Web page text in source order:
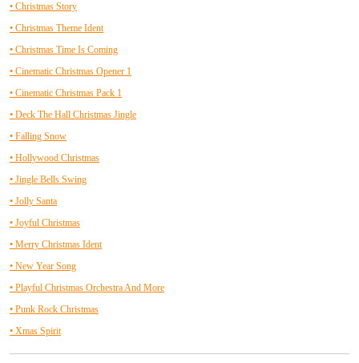
• Christmas Story
• Christmas Theme Ident
• Christmas Time Is Coming
• Cinematic Christmas Opener 1
• Cinematic Christmas Pack 1
• Deck The Hall Christmas Jingle
• Falling Snow
• Hollywood Christmas
• Jingle Bells Swing
• Jolly Santa
• Joyful Christmas
• Merry Christmas Ident
• New Year Song
• Playful Christmas Orchestra And More
• Punk Rock Christmas
• Xmas Spirit